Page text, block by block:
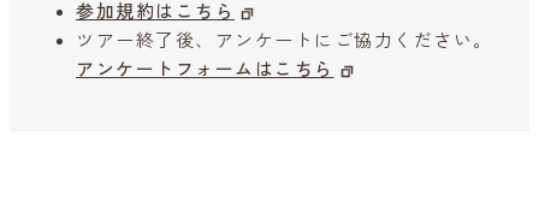
参加規約はこちら
ツアー終了後、アンケートにご協力ください。
アンケートフォームはこちら